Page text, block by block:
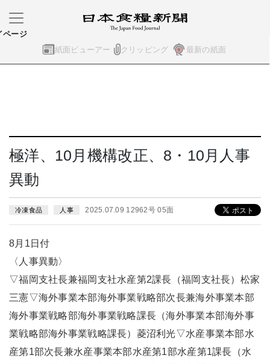
紙面ビューアー クリッピング 最新の紙面
ページ
極洋、10月機構改正、8・10月人事
異動
冷凍食品 人事 2025.07.09 12962号 05面
8月1日付
〈人事異動〉
▽福岡支社長兼福岡支社水産第2課長（福岡支社長）松家
三憲▽海外事業本部海外事業戦略部次長兼海外事業本部
海外事業戦略部海外事業戦略課長（海外事業本部海外事
業戦略部海外事業戦略課長）菱沼利光▽水産事業本部水
産第1部次長兼水産事業本部水産第1部水産第1課長（水